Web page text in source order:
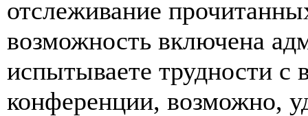
отслеживание
возможность включена
испытываете трудности с
конференции, возможно,